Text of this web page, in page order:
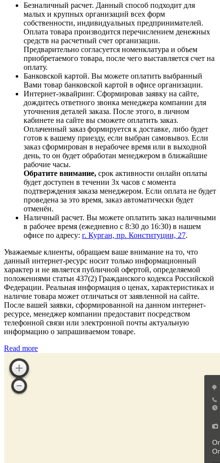
Безналичный расчет. Данный способ подходит для
малых и крупных организаций всех форм
собственности, индивидуальных предпринимателей.
Оплата товара производится перечислением денежных
средств на расчетный счет организации.
Предварительно согласуется номенклатура и объем
приобретаемого товара, после чего выставляется счет на
оплату.
Банковской картой. Вы можете оплатить выбранный
Вами товар банковской картой в офисе организации.
Интернет-эквайринг. Сформировав заявку на сайте,
дождитесь ответного звонка менеджера компании для
уточнения деталей заказа. После этого, в личном
кабинете на сайте вы сможете оплатить заказ.
Оплаченный заказ формируется к доставке, либо будет
готов к вашему приезду, если выбран самовывоз. Если
заказ сформирован в нерабочее время или в выходной
день, то он будет обработан менеджером в ближайшие
рабочие часы.
Обратите внимание, срок активности онлайн оплаты
будет доступен в течении 3х часов с момента
подтверждения заказа менеджером. Если оплата не будет
проведена за это время, заказ автоматически будет
отменён.
Наличный расчет. Вы можете оплатить заказ наличными
в рабочее время (ежедневно с 8:30 до 16:30) в нашем
офисе по адресу: г. Курган, пр. Конституции, 27.
Уважаемые клиенты, обращаем ваше внимание на то, что
данный интернет-ресурс носит только информационный
характер и не является публичной офертой, определяемой
положениями статьи 437(2) Гражданского кодекса Российской
Федерации. Реальная информация о ценах, характеристиках и
наличие товара может отличаться от заявленной на сайте.
После вашей заявки, сформированной на данном интернет-
ресурсе, менеджер компании предоставит посредством
телефонной связи или электронной почты актуальную
информацию о запрашиваемом товаре.
Read more